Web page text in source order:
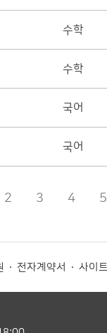
수학
수학
국어
국어
2 3 4 5
전자계약서 사이